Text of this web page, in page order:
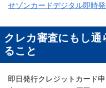
せゾンカードデジタル即時
クレカ審査にもし
ること
即日発行クレジットカード